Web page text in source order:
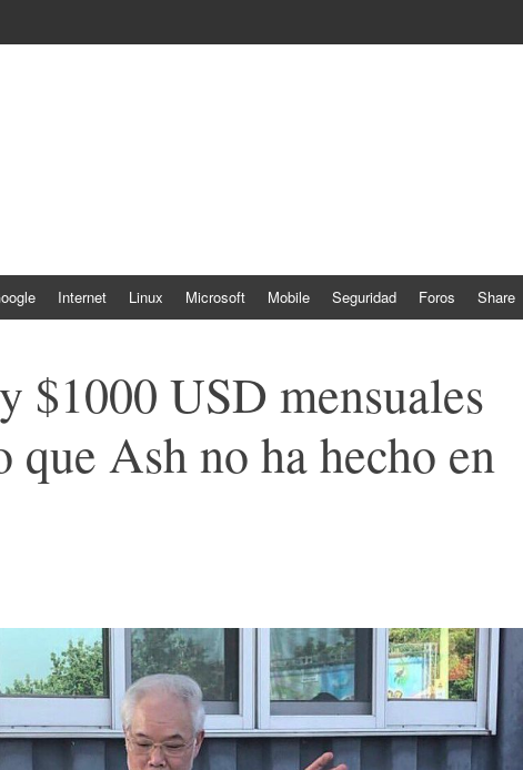
Internet Linux Microsoft Mobile Seguridad Foros Share
$1000 USD mensuales
que Ash no ha hecho en